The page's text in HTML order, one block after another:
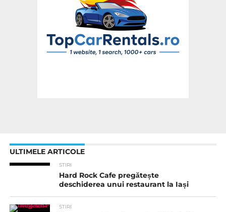
ULTIMELE ARTICOLE
STIRI
Hard Rock Cafe pregătește
deschiderea unui restaurant la Iași
STIRI